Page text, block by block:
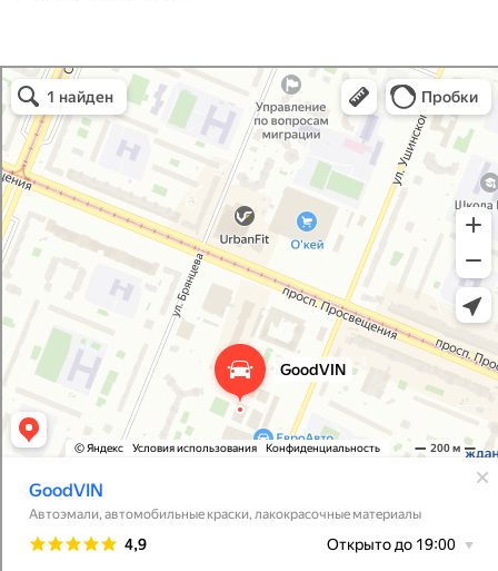
GoodVIN
Автоэмали, автомобильные краски в Санкт‑Петербурге
Лакокрасочные материалы в Санкт‑Петербурге